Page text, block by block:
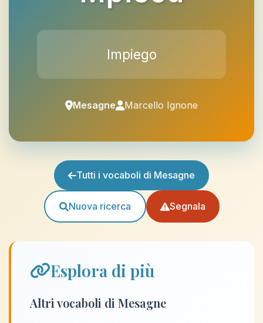
Impiego
Mesagne Marcello Ignone
Tutti i vocaboli di Mesagne
Nuova ricerca Segnala
Esplora di più
Altri vocaboli di Mesagne